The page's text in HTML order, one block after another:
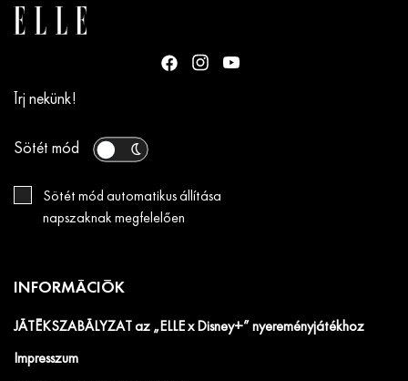
Írj nekünk!
Sötét mód
Sötét mód automatikus állítása
napszaknak megfelelően
INFORMÁCIÓK
JÁTÉKSZABÁLYZAT az „ELLE x Disney+” nyereményjátékhoz
Impresszum